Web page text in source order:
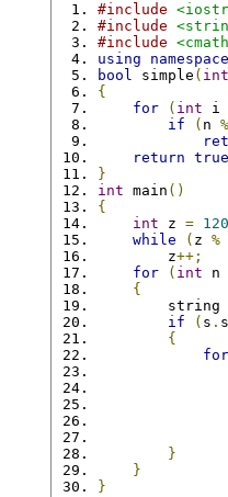
#include
#include
#include
using
namespace
bool simple ( int
{
for
( int i
if
( n %
return true
}
int main ()
{
int z =
while
( z %
        z
++;
for
( int n
{
string
if
( s .
{
for
}
}
}